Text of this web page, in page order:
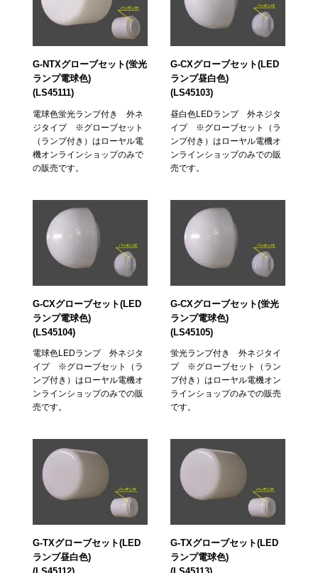
G-NTXグローブセット(蛍光
ランプ電球色)
(LS45111)
電球色蛍光ランプ付き 外ネ
ジタイプ ※グローブセット
（ランプ付き）はローヤル電
機オンラインショップのみで
の販売です。
G-CXグローブセット(LED
ランプ昼白色)
(LS45103)
昼白色LEDランプ 外ネジタ
イプ ※グローブセット（ラ
ンプ付き）はローヤル電機オ
ンラインショップのみでの販
売です。
G-CXグローブセット(LED
ランプ電球色)
(LS45104)
電球色LEDランプ 外ネジタ
イプ ※グローブセット（ラ
ンプ付き）はローヤル電機オ
ンラインショップのみでの販
売です。
G-CXグローブセット(蛍光
ランプ電球色)
(LS45105)
蛍光ランプ付き 外ネジタイ
プ ※グローブセット（ラン
プ付き）はローヤル電機オン
ラインショップのみでの販売
です。
G-TXグローブセット(LED
ランプ昼白色)
G-TXグローブセット(LED
ランプ電球色)